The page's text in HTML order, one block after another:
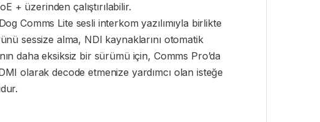
+ üzerinden çalıştırılabilir.
Comms Lite sesli interkom yazılımıyla birlikte
sessize alma, NDI kaynaklarını otomatik
daha eksiksiz bir sürümü için, Comms Pro’da
olarak decode etmenize yardımcı olan isteğe